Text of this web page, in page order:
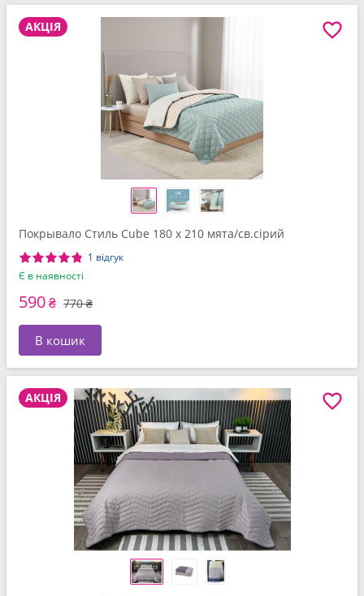
АКЦІЯ
Покрывало Стиль Cube 180 x 210 мята/св.сірий
1 відгук
Є в наявності
590₴ 770 ₴
В кошик
АКЦІЯ